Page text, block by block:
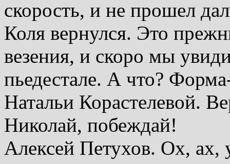
скорость, и не прошел
Коля вернулся. Это
везения, и скоро мы
пьедестале. А что?
Натальи Корастелевой.
Николай, побеждай!
Алексей Петухов. Ох,